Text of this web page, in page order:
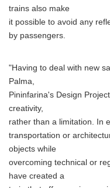
trains also make
it possible to avoid any
by passengers.
"Having to deal with new
Palma,
Pininfarina's Design
creativity,
rather than a limitation. In
transportation or
objects while
overcoming technical or
have created a